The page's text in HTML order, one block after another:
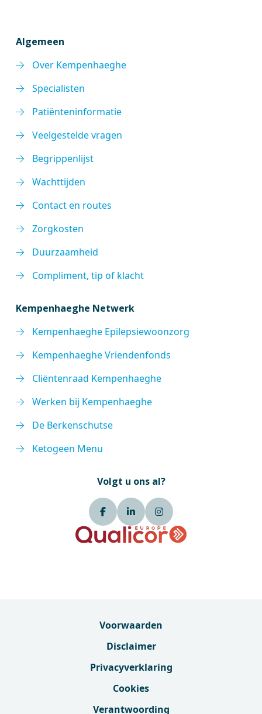
Algemeen
Over Kempenhaeghe
Specialisten
Patiënteninformatie
Veelgestelde vragen
Begrippenlijst
Wachttijden
Contact en routes
Zorgkosten
Duurzaamheid
Compliment, tip of klacht
Kempenhaeghe Netwerk
Kempenhaeghe Epilepsiewoonzorg
Kempenhaeghe Vriendenfonds
Cliëntenraad Kempenhaeghe
Werken bij Kempenhaeghe
De Berkenschutse
Ketogeen Menu
Volgt u ons al?
Voorwaarden
Disclaimer
Privacyverklaring
Cookies
Verantwoording